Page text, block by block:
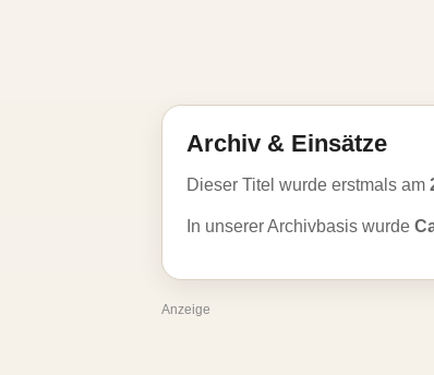
Archiv & Einsätze
Dieser Titel wurde erstmals am
In unserer Archivbasis wurde
Anzeige